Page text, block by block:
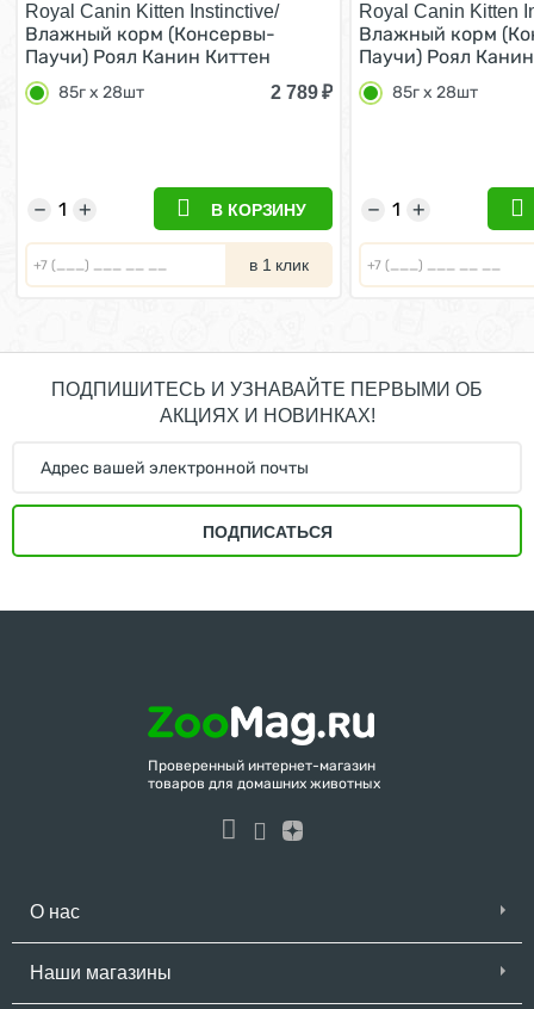
Royal Canin Kitten Instinctive/
Влажный корм (Консервы-
Паучи) Роял Канин Киттен
Инстинктив для Котят в
возрасте от 4 до 12 месяцев в
85г х 28шт 2 789₽
+
− В КОРЗИНУ
в 1 клик
Royal Canin Kitten
Влажный корм
Паучи) Роял
Инстинктив для
возрасте от 4 до
85г х 28шт
+
−
ПОДПИШИТЕСЬ И УЗНАВАЙТЕ ПЕРВЫМИ ОБ
АКЦИЯХ И НОВИНКАХ!
ПОДПИСАТЬСЯ
Проверенный интернет-магазин
товаров для домашних животных
О нас
Наши магазины